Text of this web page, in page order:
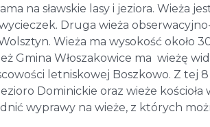
na sławskie lasy i jeziora. Wieża
Druga wieża
Wieża ma wysokość około
Gmina Włoszakowice ma wieżę
letniskowej Boszkowo. Z tej
Dominickie oraz wieże
wyprawy na wieże, z których